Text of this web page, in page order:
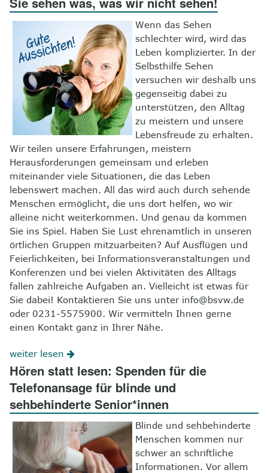
8
Kontakt
Wenn das Sehen
schlechter wird, wird das
Leben komplizierter. In der
Selbsthilfe Sehen
versuchen wir deshalb uns
gegenseitig dabei zu
unterstützen, den Alltag
zu meistern und unsere
Lebensfreude zu erhalten.
Wir teilen unsere Erfahrungen, meistern
Herausforderungen gemeinsam und erleben
miteinander viele Situationen, die das Leben
lebenswert machen. All das wird auch durch sehende
Menschen ermöglicht, die uns dort helfen, wo wir
alleine nicht weiterkommen. Und genau da kommen
Sie ins Spiel. Haben Sie Lust ehrenamtlich in unseren
örtlichen Gruppen mitzuarbeiten? Auf Ausflügen und
Feierlichkeiten, bei Informationsveranstaltungen und
Konferenzen und bei vielen Aktivitäten des Alltags
fallen zahlreiche Aufgaben an. Vielleicht ist etwas für
Sie dabei! Kontaktieren Sie uns unter info@bsvw.de
oder 0231-5575900. Wir vermitteln Ihnen gerne
einen Kontakt ganz in Ihrer Nähe.
weiter lesen
Hören statt lesen: Spenden für die
Telefonansage für blinde und
sehbehinderte Senior*innen
Blinde und sehbehinderte
Menschen kommen nur
schwer an schriftliche
Informationen. Vor allem